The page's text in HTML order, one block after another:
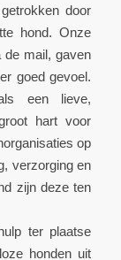
door
hond. Onze
de mail, gaven
goed gevoel.
een lieve,
hart voor
op
verzorging en
zijn deze ten
ter plaatse
honden uit